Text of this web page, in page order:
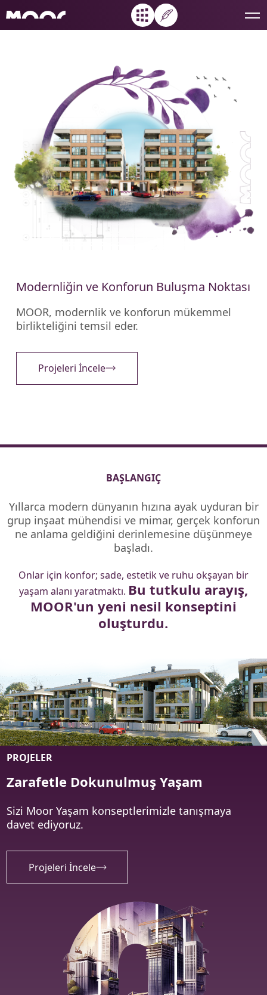
KURUMSAL
Modernliğin ve Konforun Buluşma Noktası
MOOR, modernlik ve konforun mükemmel
birlikteliğini temsil eder.
Projeleri İncele
BAŞLANGIÇ
Yıllarca modern dünyanın hızına ayak uyduran bir
grup inşaat mühendisi ve mimar, gerçek konforun
ne anlama geldiğini derinlemesine düşünmeye
başladı.
Onlar için konfor; sade, estetik ve ruhu okşayan bir
yaşam alanı yaratmaktı. Bu tutkulu arayış,
MOOR'un yeni nesil konseptini
oluşturdu.
PROJELER
Zarafetle Dokunulmuş Yaşam
Sizi Moor Yaşam konseptlerimizle tanışmaya
davet ediyoruz.
Projeleri İncele